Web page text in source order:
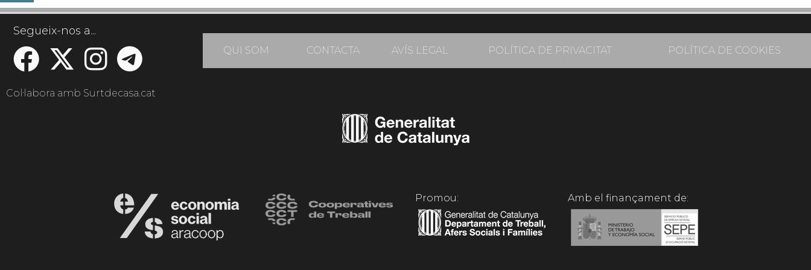
Segueix-nos a...
QUI SOM CONTACTA AVÍS LEGAL POLÍTICA DE PRIVACITAT POLÍTICA DE COOKIES
Col·labora amb Surtdecasa.cat
Promou: Amb el finançament de: